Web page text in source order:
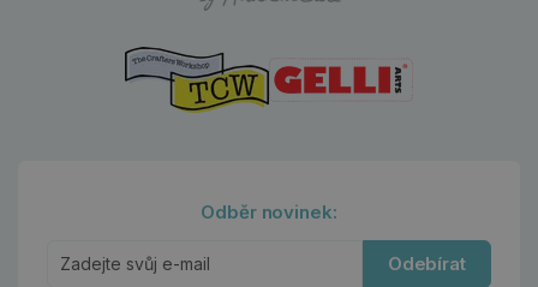
Odběr novinek:
Odebírat